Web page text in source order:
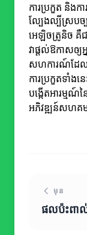
ការប្រកួត និង
ល្បែងល្បីស្របច្
អេឡិចត្រូនិច គឺជ
វាផ្តល់ឱកាសឲ្យ
សហការណ៍ដែល
ការប្រកួតទាំង
បង្កើតអារម្មណ៍
អភិវឌ្ឍន៍សហគ
មុន
ផលប៉ះពា